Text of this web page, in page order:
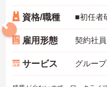
資格/職種
雇用形態 契約社
サービス グルー